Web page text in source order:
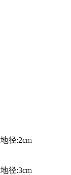
地径:2cm
地径:3cm